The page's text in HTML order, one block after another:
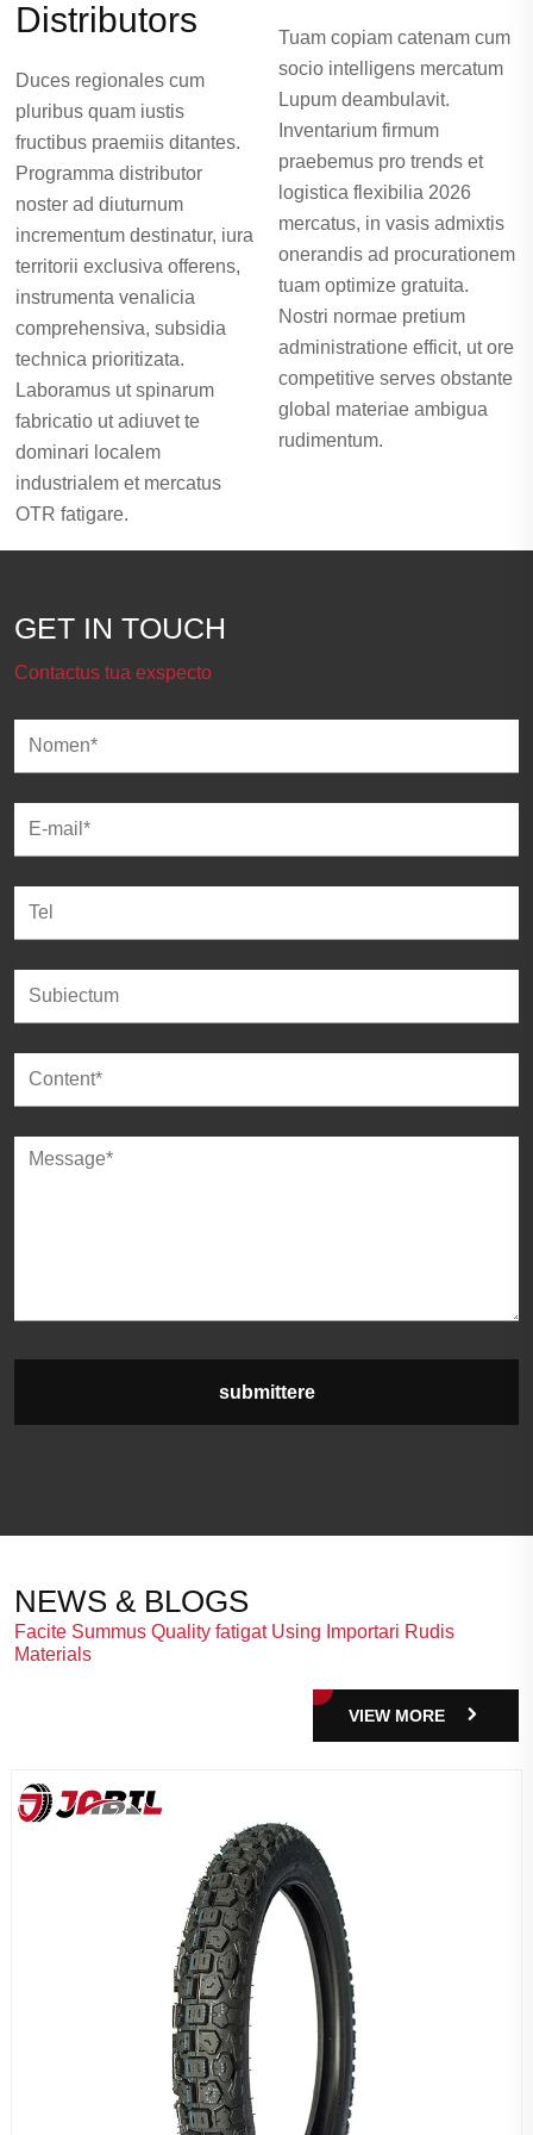
Distributors
Duces regionales cum
pluribus quam iustis
fructibus praemiis ditantes.
Programma distributor
noster ad diuturnum
incrementum destinatur, iura
territorii exclusiva offerens,
instrumenta venalicia
comprehensiva, subsidia
technica prioritizata.
Laboramus ut spinarum
fabricatio ut adiuvet te
dominari localem
industrialem et mercatus
OTR fatigare.
Tuam copiam catenam cum
socio intelligens mercatum
Lupum deambulavit.
Inventarium firmum
praebemus pro trends et
logistica flexibilia 2026
mercatus, in vasis admixtis
onerandis ad procurationem
tuam optimize gratuita.
Nostri normae pretium
administratione efficit, ut ore
competitive serves obstante
global materiae ambigua
rudimentum.
GET IN TOUCH
Contactus tua exspecto
submittere
NEWS & BLOGS
Facite Summus Quality fatigat Using Importari Rudis
Materials
VIEW MORE